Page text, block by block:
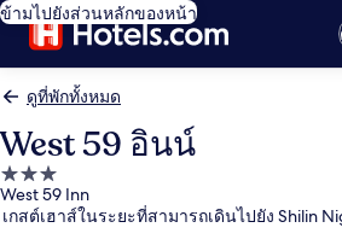
ข้ามไปยังส่วนหลักของหน้า
ดูที่พักทั้งหมด
West 59 อินน์
ที่พัก
3.0
West 59 Inn
เกสต์เฮาส์ในระยะที่สามารถเดินไปยัง Shilin